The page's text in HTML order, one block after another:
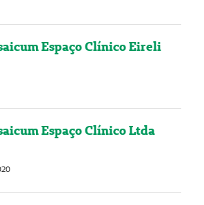
Espaço Clínico Eireli
Espaço Clínico Ltda